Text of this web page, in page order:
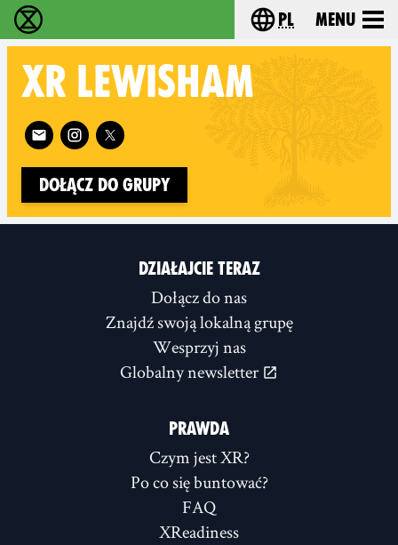
Extinction Rebellion - Home Choose your
pl Menu
XR LEWISHAM
Follow XR Lewisham on
Dołącz do grupy
DZIAŁAJCIE TERAZ
Dołącz do nas
Znajdź swoją lokalną grupę
Wesprzyj nas
Globalny newsletter
PRAWDA
Czym jest XR?
Po co się buntować?
FAQ
XReadiness